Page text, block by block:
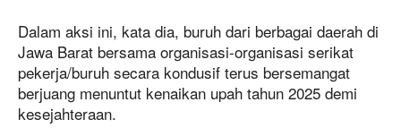
Dalam aksi ini, kata dia, buruh dari berbagai daerah di
Jawa Barat bersama organisasi-organisasi serikat
pekerja/buruh secara kondusif terus bersemangat
berjuang menuntut kenaikan upah tahun 2025 demi
kesejahteraan.